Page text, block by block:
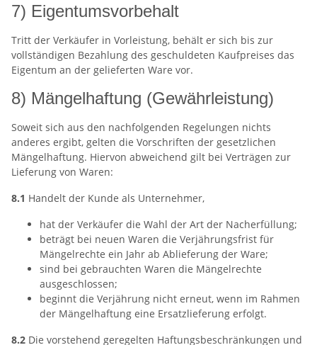
7) Eigentumsvorbehalt
Tritt der Verkäufer in Vorleistung, behält er sich bis zur
vollständigen Bezahlung des geschuldeten Kaufpreises das
Eigentum an der gelieferten Ware vor.
8) Mängelhaftung (Gewährleistung)
Soweit sich aus den nachfolgenden Regelungen nichts
anderes ergibt, gelten die Vorschriften der gesetzlichen
Mängelhaftung. Hiervon abweichend gilt bei Verträgen zur
Lieferung von Waren:
8.1 Handelt der Kunde als Unternehmer,
hat der Verkäufer die Wahl der Art der Nacherfüllung;
beträgt bei neuen Waren die Verjährungsfrist für
Mängelrechte ein Jahr ab Ablieferung der Ware;
sind bei gebrauchten Waren die Mängelrechte
ausgeschlossen;
beginnt die Verjährung nicht erneut, wenn im Rahmen
der Mängelhaftung eine Ersatzlieferung erfolgt.
8.2 Die vorstehend geregelten Haftungsbeschränkungen und